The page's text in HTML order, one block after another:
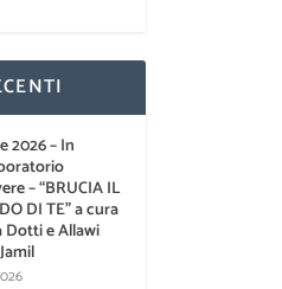
2026 – In
– “BRUCIA IL
DI TE” a cura
Dotti e Allawi